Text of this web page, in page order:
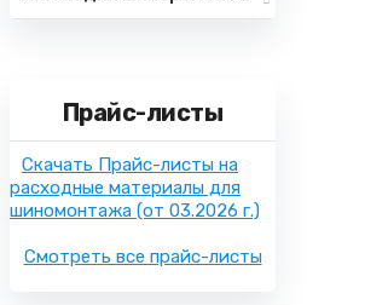
Прайс-листы
Скачать Прайс-листы на
расходные материалы для
шиномонтажа (от 03.2026 г.)
Смотреть все прайс-листы